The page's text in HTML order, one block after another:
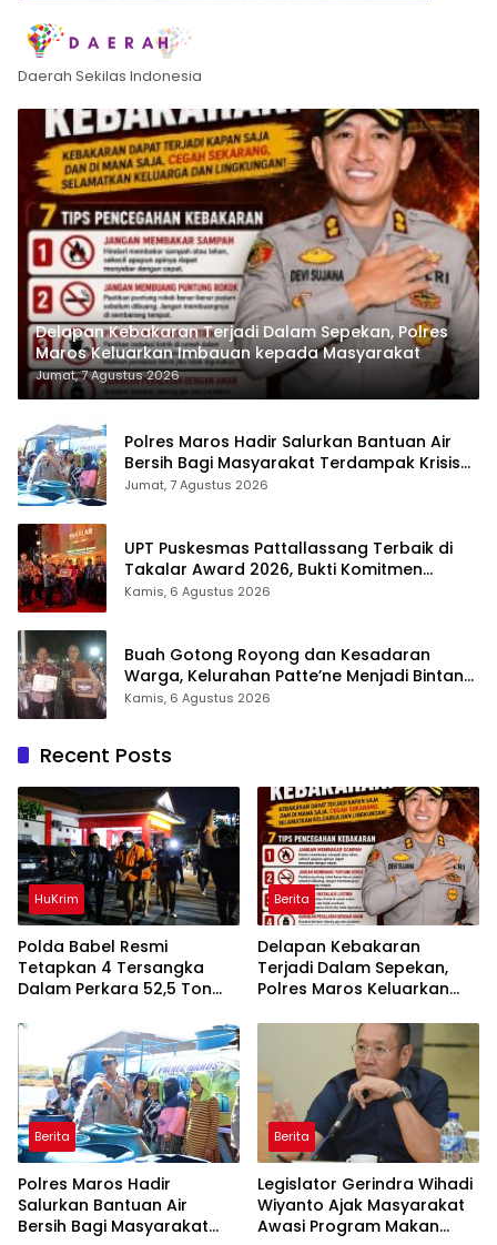
Daerah Sekilas Indonesia
Delapan Kebakaran Terjadi Dalam Sepekan, Polres
Maros Keluarkan Imbauan kepada Masyarakat
Jumat, 7 Agustus 2026
Polres Maros Hadir Salurkan Bantuan Air
Bersih Bagi Masyarakat Terdampak Krisis
Air Bersih Di Maros
Jumat, 7 Agustus 2026
UPT Puskesmas Pattallassang Terbaik di
Takalar Award 2026, Bukti Komitmen
Hadirkan Pelayanan Kesehatan Berkualitas
Kamis, 6 Agustus 2026
Buah Gotong Royong dan Kesadaran
Warga, Kelurahan Patte’ne Menjadi Bintang
Takalar Award 2026
Kamis, 6 Agustus 2026
Recent Posts
HuKrim
Polda Babel Resmi
Tetapkan 4 Tersangka
Dalam Perkara 52,5 Ton
Belitung
Berita
Delapan Kebakaran
Terjadi Dalam Sepekan,
Polres Maros Keluarkan
Masyarakat
Berita
Polres Maros Hadir
Salurkan Bantuan Air
Bersih Bagi Masyarakat
Berita
Legislator Gerindra Wihadi
Wiyanto Ajak Masyarakat
Awasi Program Makan